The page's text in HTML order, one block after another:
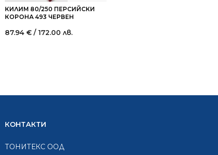
КИЛИМ 80/250 ПЕРСИЙСКИ
КОРОНА 493 ЧЕРВЕН
87.94 € / 172.00 лв.
КОНТАКТИ
ТОНИТЕКС ООД